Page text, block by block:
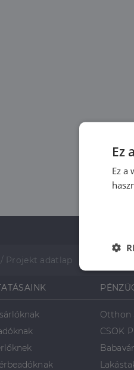
/ Projekt adatlap
Otthon
CSOK
Ez
Ez a